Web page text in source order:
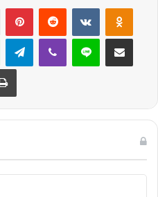
Tumblr PinterestReddit VKontakte
WhatsAppTelegramViber Line E-Posta ile
Yazdır